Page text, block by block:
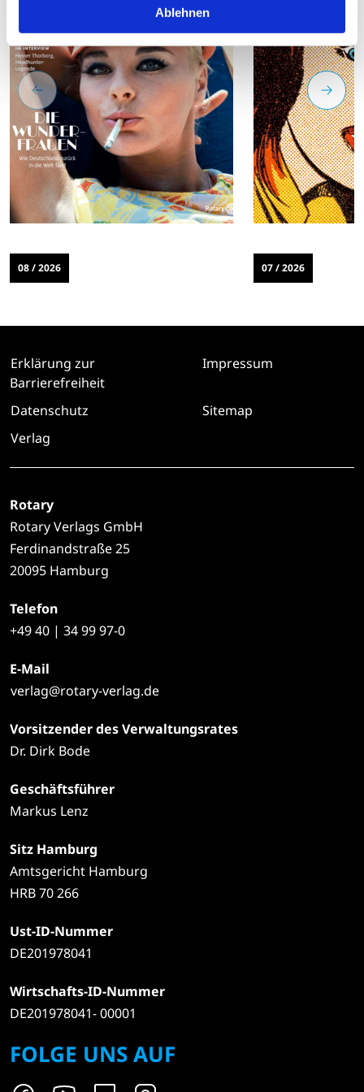
Ablehnen
08 / 2026 07 / 2026
Erklärung zur
Barrierefreiheit
Impressum
Datenschutz
Sitemap
Verlag
Rotary
Rotary Verlags GmbH
Ferdinandstraße 25
20095 Hamburg
Telefon
+4940 | 34 99 97-0
E-Mail
verlag@rotary-verlag.de
Vorsitzender des Verwaltungsrates
Dr. Dirk Bode
Geschäftsführer
Markus Lenz
Sitz Hamburg
Amtsgericht Hamburg
HRB 70 266
Ust-ID-Nummer
DE201978041
Wirtschafts-ID-Nummer
DE201978041- 00001
FOLGE UNS AUF